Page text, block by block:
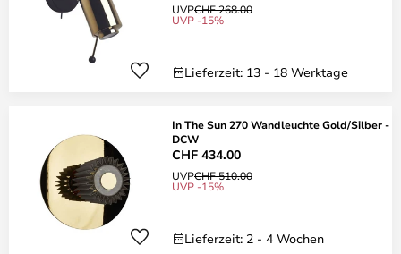
UVPCHF 268.00
UVP -15%
Lieferzeit: 13 - 18 Werktage
In The Sun 270 Wandleuchte Gold/Silber -
DCW
CHF 434.00
UVPCHF 510.00
UVP -15%
Lieferzeit: 2 - 4 Wochen